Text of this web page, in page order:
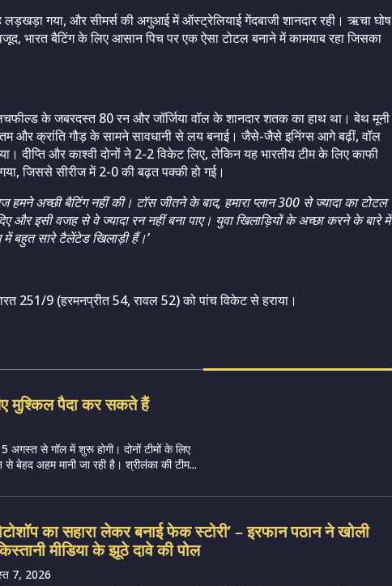
गया, और सीमर्स की अगुआई में ऑस्ट्रेलियाई गेंदबाजी शानदार रही। ऋचा घोष
भारत बैटिंग के लिए आसान पिच पर एक ऐसा टोटल बनाने में कामयाब रहा जिसका
के जबरदस्त 80 रन और जॉर्जिया वॉल के शानदार शतक का हाथ था। बेथ मूनी
और क्रांति गौड़ के सामने सावधानी से लय बनाई। जैसे-जैसे इनिंग्स आगे बढ़ीं, वॉल
दीप्ति और काश्वी दोनों ने 2-2 विकेट लिए, लेकिन यह भारतीय टीम के लिए काफी
जिससे सीरीज में 2-0 की बढ़त पक्की हो गई।
हमने अच्छी बैटिंग नहीं की। टॉस जीतने के बाद, हमारा प्लान 300 से ज्यादा का टोटल
और इसी वजह से वे ज्यादा रन नहीं बना पाए। युवा खिलाड़ियों के अच्छा करने के बारे में
बहुत सारे टैलेंटेड खिलाड़ी हैं।’
251/9 (हरमनप्रीत 54, रावल 52) को पांच विकेट से हराया।
मुश्किल पैदा कर सकते हैं
अगस्त से गॉल में शुरू होगी। दोनों टीमों के लिए
बेहद अहम मानी जा रही है। श्रीलंका की टीम...
का सहारा लेकर बनाई फेक स्टोरी’ – इरफान पठान ने खोली
मीडिया के झूठे दावे की पोल
7, 2026